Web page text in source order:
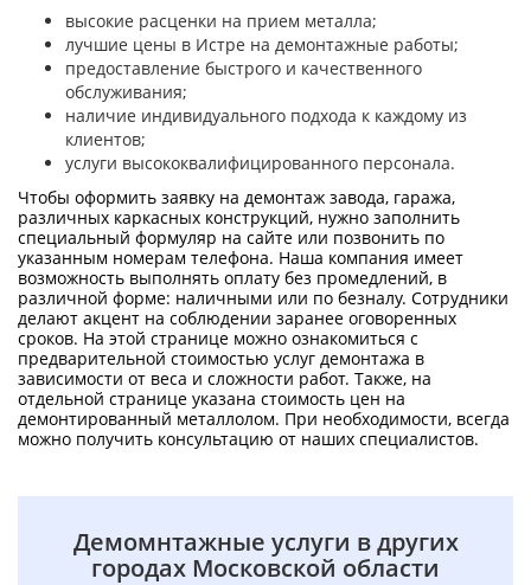
высокие расценки на прием металла;
лучшие цены в Истре на демонтажные работы;
предоставление быстрого и качественного
обслуживания;
наличие индивидуального подхода к каждому из
клиентов;
услуги высококвалифицированного персонала.
Чтобы оформить заявку на демонтаж завода, гаража,
различных каркасных конструкций, нужно заполнить
специальный формуляр на сайте или позвонить по
указанным номерам телефона. Наша компания имеет
возможность выполнять оплату без промедлений, в
различной форме: наличными или по безналу. Сотрудники
делают акцент на соблюдении заранее оговоренных
сроков. На этой странице можно ознакомиться с
предварительной стоимостью услуг демонтажа в
зависимости от веса и сложности работ. Также, на
отдельной странице указана стоимость цен на
демонтированный металлолом. При необходимости, всегда
можно получить консультацию от наших специалистов.
Демомнтажные услуги в других
городах Московской области